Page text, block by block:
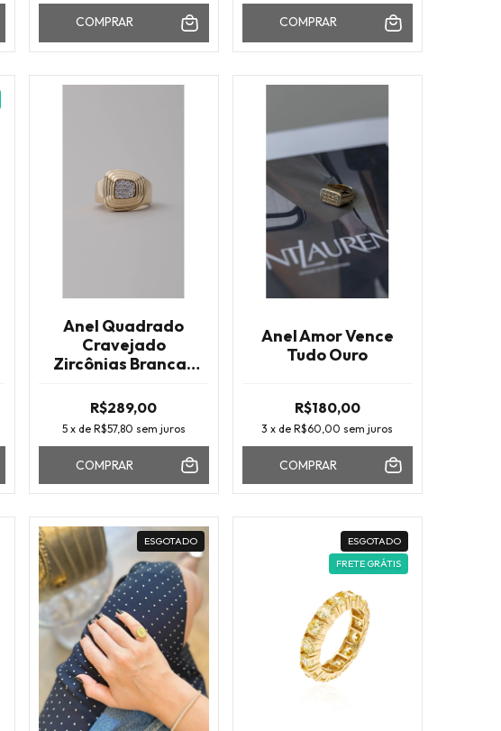
COMPRAR COMPRAR
Anel Quadrado
Cravejado
Zircônias Brancas
R$289,00
5 x de R$57,80 sem juros
COMPRAR
Anel Amor Vence
Tudo Ouro
R$180,00
3 x deR$60,00 sem juros
COMPRAR
ESGOTADO
ESGOTADO
FRETE GRÁTIS